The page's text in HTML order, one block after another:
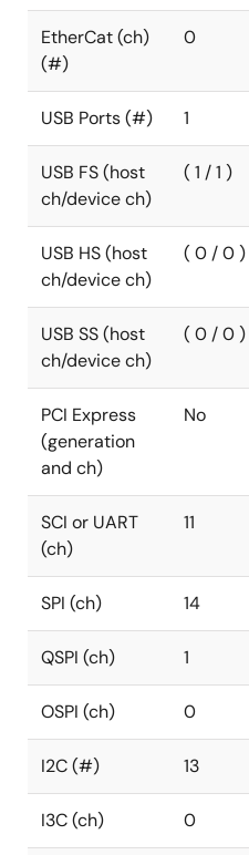
EtherCat (ch)
(#)
0
USB Ports (#) 1
USB FS (host
ch/device ch)
( 1 / 1 )
USB HS (host
ch/device ch)
( 0 / 0 )
USB SS (host
ch/device ch)
( 0 / 0 )
PCI Express
(generation
and ch)
No
SCI or UART
(ch)
11
SPI (ch) 14
QSPI (ch) 1
OSPI (ch) 0
I2C (#) 13
I3C (ch) 0